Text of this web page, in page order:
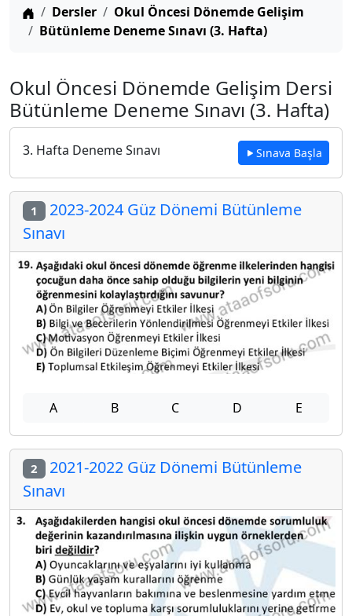
Anasayfa
Dersler
Okul Öncesi Dönemde Gelişim
Bütünleme Deneme Sınavı (3. Hafta)
Okul Öncesi Dönemde Gelişim Dersi
Bütünleme Deneme Sınavı (3. Hafta)
3. Hafta Deneme Sınavı Sınava Başla
1 2023-2024 Güz Dönemi Bütünleme
Sınavı
A B C D E
2 2021-2022 Güz Dönemi Bütünleme
Sınavı